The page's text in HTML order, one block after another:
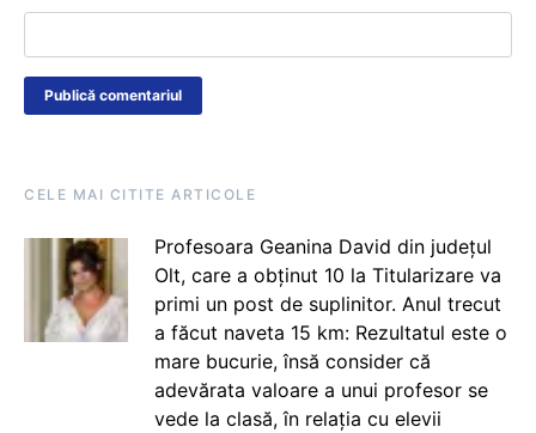
CELE MAI CITITE ARTICOLE
Profesoara Geanina David din județul
Olt, care a obținut 10 la Titularizare va
primi un post de suplinitor. Anul trecut
a făcut naveta 15 km: Rezultatul este o
mare bucurie, însă consider că
adevărata valoare a unui profesor se
vede la clasă, în relația cu elevii